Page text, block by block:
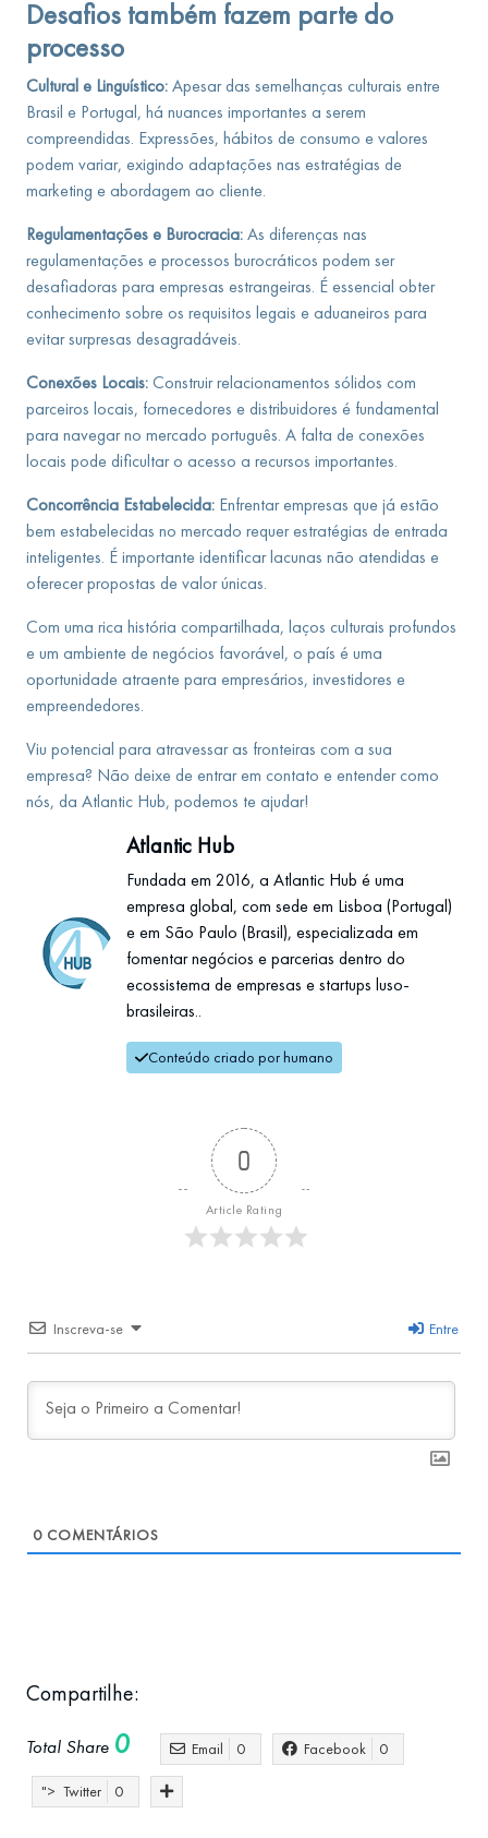
Desafios também fazem parte do
processo
Cultural e Linguístico: Apesar das semelhanças culturais entre
Brasil e Portugal, há nuances importantes a serem
compreendidas. Expressões, hábitos de consumo e valores
podem variar, exigindo adaptações nas estratégias de
marketing e abordagem ao cliente.
Regulamentações e Burocracia: As diferenças nas
regulamentações e processos burocráticos podem ser
desafiadoras para empresas estrangeiras. É essencial obter
conhecimento sobre os requisitos legais e aduaneiros para
evitar surpresas desagradáveis.
Conexões Locais: Construir relacionamentos sólidos com
parceiros locais, fornecedores e distribuidores é fundamental
para navegar no mercado português. A falta de conexões
locais pode dificultar o acesso a recursos importantes.
Concorrência Estabelecida: Enfrentar empresas que já estão
bem estabelecidas no mercado requer estratégias de entrada
inteligentes. É importante identificar lacunas não atendidas e
oferecer propostas de valor únicas.
Com uma rica história compartilhada, laços culturais profundos
e um ambiente de negócios favorável, o país é uma
oportunidade atraente para empresários, investidores e
empreendedores.
Viu potencial para atravessar as fronteiras com a sua
empresa? Não deixe de entrar em contato e entender como
nós, da Atlantic Hub, podemos te ajudar!
Atlantic Hub
Fundada em 2016, a Atlantic Hub é uma
empresa global, com sede em Lisboa (Portugal)
e em São Paulo (Brasil), especializada em
fomentar negócios e parcerias dentro do
ecossistema de empresas e startups luso-
brasileiras..
Conteúdo criado por humano
0
Article Rating
Inscreva-se Entre
0 COMENTÁRIOS
Compartilhe:
Total Share 0 Email 0 Facebook 0
"> Twitter 0